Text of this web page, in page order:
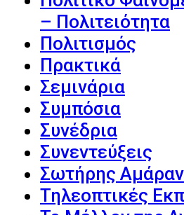
– Πολιτειότητα
Πολιτισμός
Πρακτικά
Σεμινάρια
Συμπόσια
Συνέδρια
Συνεντεύξεις
Σωτήρης
Τηλεοπτικές